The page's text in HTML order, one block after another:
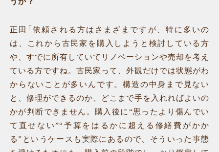
正田「依頼される方はさまざまですが、特に多いの
は、これから古民家を購入しようと検討している方
や、すでに所有していてリノベーションや売却を考え
ている方ですね。古民家って、外観だけでは状態がわ
からないことが多いんです。構造の中身まで見ない
と、修理ができるのか、どこまで手を入れればよいの
かが判断できません。購入後に“思ったより傷んでい
て直せない”“予算をはるかに超える修繕費がかか
る”というケースも実際にあるので、そういった事態